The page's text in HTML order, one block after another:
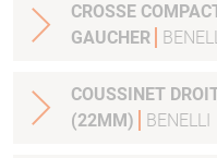
CROSSE
GAUCHER
COUSSINET
(22MM)
BENELLI